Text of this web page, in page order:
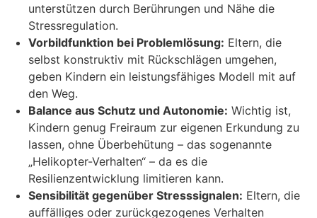
unterstützen durch Berührungen und Nähe die
Stressregulation.
Vorbildfunktion bei Problemlösung: Eltern, die
selbst konstruktiv mit Rückschlägen umgehen,
geben Kindern ein leistungsfähiges Modell mit auf
den Weg.
Balance aus Schutz und Autonomie: Wichtig ist,
Kindern genug Freiraum zur eigenen Erkundung zu
lassen, ohne Überbehütung – das sogenannte
„Helikopter-Verhalten“ – da es die
Resilienzentwicklung limitieren kann.
Sensibilität gegenüber Stresssignalen: Eltern, die
auffälliges oder zurückgezogenes Verhalten